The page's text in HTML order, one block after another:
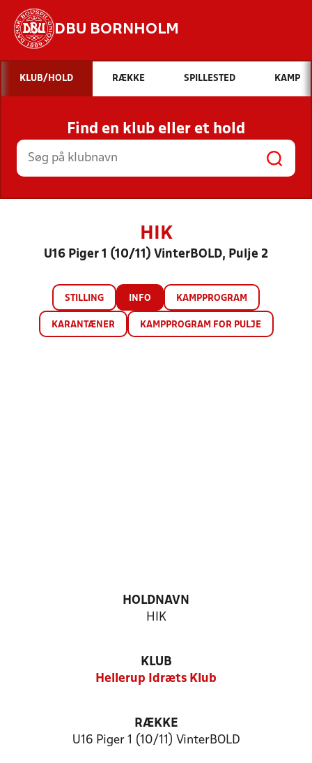
DBU BORNHOLM
Hvad vil du søge efter?
INDHOLD OG NYHEDER
STILLINGER, RESULTATER, KLUBBER OG
HOLD
KLUB/HOLD RÆKKE SPILLESTED KAMP
Find en klub eller et hold
HIK
U16 Piger 1 (10/11) VinterBOLD, Pulje 2
STILLING INFO KAMPPROGRAM
KARANTÆNER KAMPPROGRAM FOR PULJE
HOLDNAVN
HIK
KLUB
Hellerup Idræts Klub
RÆKKE
U16 Piger 1 (10/11) VinterBOLD